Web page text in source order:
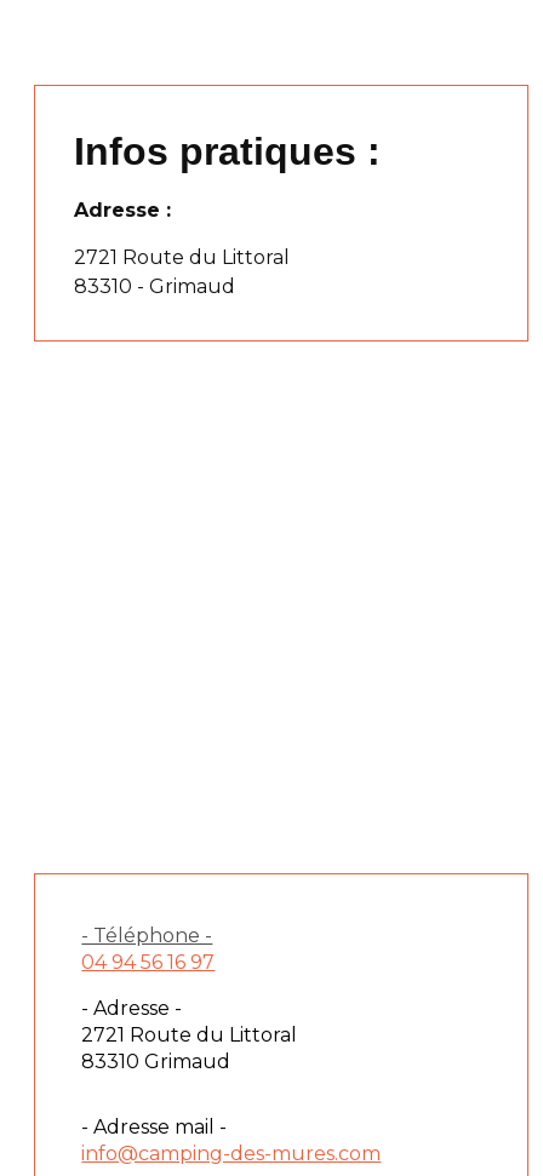
Infos pratiques :
Adresse :
2721 Route du Littoral
83310 - Grimaud
- Téléphone -
04 94 56 16 97
- Adresse -
2721 Route du Littoral
83310 Grimaud
- Adresse mail -
info@camping-des-mures.com